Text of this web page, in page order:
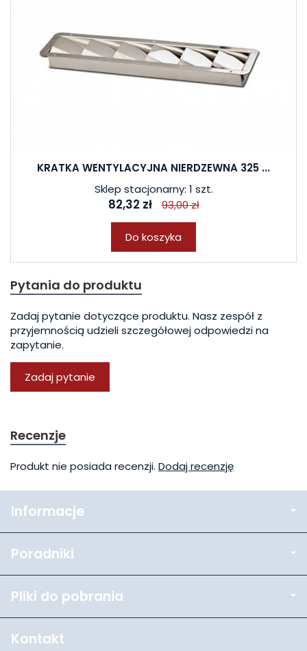
KRATKA WENTYLACYJNA NIERDZEWNA 325 ...
Sklep stacjonarny: 1 szt.
82,32 zł 93,00 zł
Do koszyka
Pytania do produktu
Zadaj pytanie dotyczące produktu. Nasz zespół z
przyjemnością udzieli szczegółowej odpowiedzi na
zapytanie.
Zadaj pytanie
Recenzje
Produkt nie posiada recenzji. Dodaj recenzję
Informacje
Poradniki
Pliki do pobrania
Kontakt